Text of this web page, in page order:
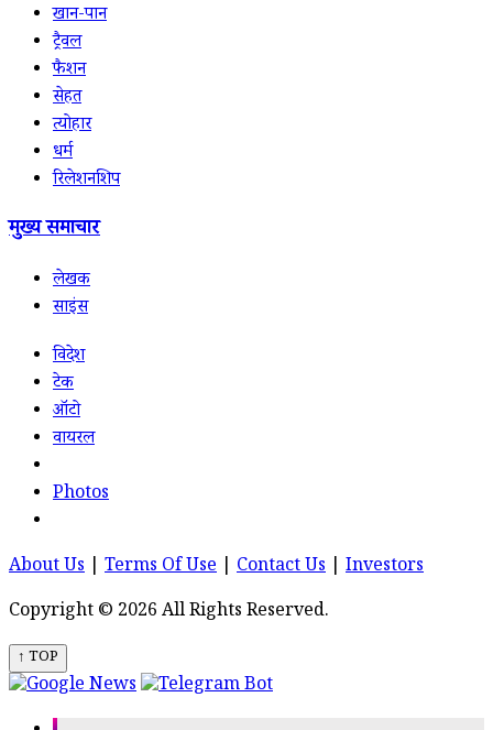
खान-पान
ट्रैवल
फैशन
सेहत
त्योहार
धर्म
रिलेशनशिप
मुख्य समाचार
लेखक
साइंस
विदेश
टेक
ऑटो
वायरल
Photos
About Us Terms Of Use Contact Us
Investors
Copyright © 2026 All Rights Reserved.
↑ TOP